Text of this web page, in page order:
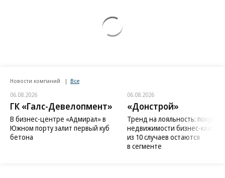
Новости компаний Все
06.08.2026
ГК «Галс-Девелопмент»
В бизнес-центре «Адмирал» в
Южном порту залит первый куб
бетона
06.08.2026
«Донстрой»
Тренд на лояльность:
недвижимости бизнес-класса
из 10 случаев остаются
в сегменте